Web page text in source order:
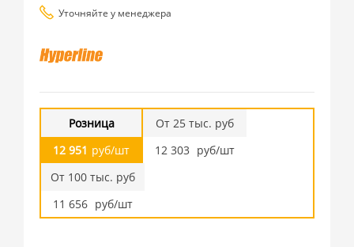
Уточняйте у менеджера
Розница
12 951 руб/шт
От 25 тыс. руб
12 303 руб/шт
От 100 тыс. руб
11 656 руб/шт